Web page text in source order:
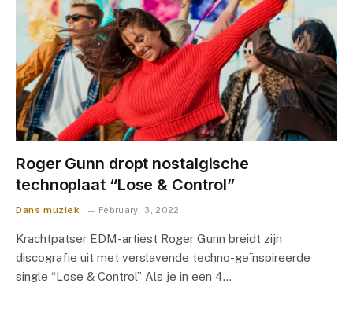
Roger Gunn dropt nostalgische
technoplaat “Lose & Control”
Dans muziek February 13, 2022
Krachtpatser EDM-artiest Roger Gunn breidt zijn
discografie uit met verslavende techno-geïnspireerde
single “Lose & Control” Als je in een 4…